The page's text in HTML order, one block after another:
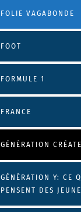
FOLIE VAGABONDE
FOOT
FORMULE 1
FRANCE
GÉNÉRATION
GÉNÉRATION Y: CE
PENSENT DES